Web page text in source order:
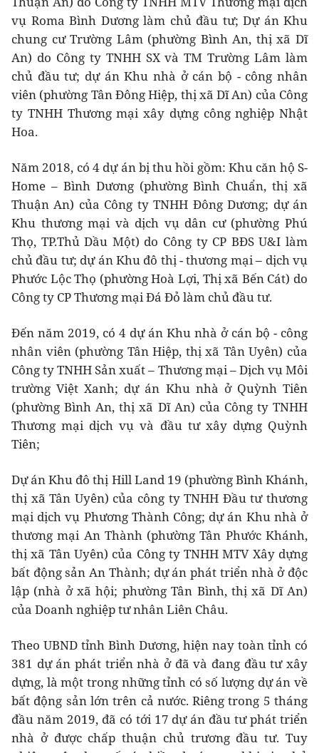
vụ Roma Bình Dương làm chủ đầu tư; Dự án Khu
chung cư Trường Lâm (phường Bình An, thị xã Dĩ
An) do Công ty TNHH SX và TM Trường Lâm làm
chủ đầu tư; dự án Khu nhà ở cán bộ - công nhân
viên (phường Tân Đông Hiệp, thị xã Dĩ An) của Công
ty TNHH Thương mại xây dựng công nghiệp Nhật
Hoa.
Năm 2018, có 4 dự án bị thu hồi gồm: Khu căn hộ S-
Home – Bình Dương (phường Bình Chuẩn, thị xã
Thuận An) của Công ty TNHH Đông Dương; dự án
Khu thương mại và dịch vụ dân cư (phường Phú
Thọ, TP.Thủ Dầu Một) do Công ty CP BĐS U&I làm
chủ đầu tư; dự án Khu đô thị - thương mại – dịch vụ
Phước Lộc Thọ (phường Hoà Lợi, Thị xã Bến Cát) do
Công ty CP Thương mại Đá Đỏ làm chủ đầu tư.
Đến năm 2019, có 4 dự án Khu nhà ở cán bộ - công
nhân viên (phường Tân Hiệp, thị xã Tân Uyên) của
Công ty TNHH Sản xuất – Thương mại – Dịch vụ Môi
trường Việt Xanh; dự án Khu nhà ở Quỳnh Tiên
(phường Bình An, thị xã Dĩ An) của Công ty TNHH
Thương mại dịch vụ và đầu tư xây dựng Quỳnh
Tiên;
Dự án Khu đô thị Hill Land 19 (phường Bình Khánh,
thị xã Tân Uyên) của công ty TNHH Đầu tư thương
mại dịch vụ Phương Thành Công; dự án Khu nhà ở
thương mại An Thành (phường Tân Phước Khánh,
thị xã Tân Uyên) của Công ty TNHH MTV Xây dựng
bất động sản An Thành; dự án phát triển nhà ở độc
lập (nhà ở xã hội; phường Tân Bình, thị xã Dĩ An)
của Doanh nghiệp tư nhân Liên Châu.
Theo UBND tỉnh Bình Dương, hiện nay toàn tỉnh có
381 dự án phát triển nhà ở đã và đang đầu tư xây
dựng, là một trong những tỉnh có số lượng dự án về
bất động sản lớn trên cả nước. Riêng trong 5 tháng
đầu năm 2019, đã có tới 17 dự án đầu tư phát triển
nhà ở được chấp thuận chủ trương đầu tư. Tuy